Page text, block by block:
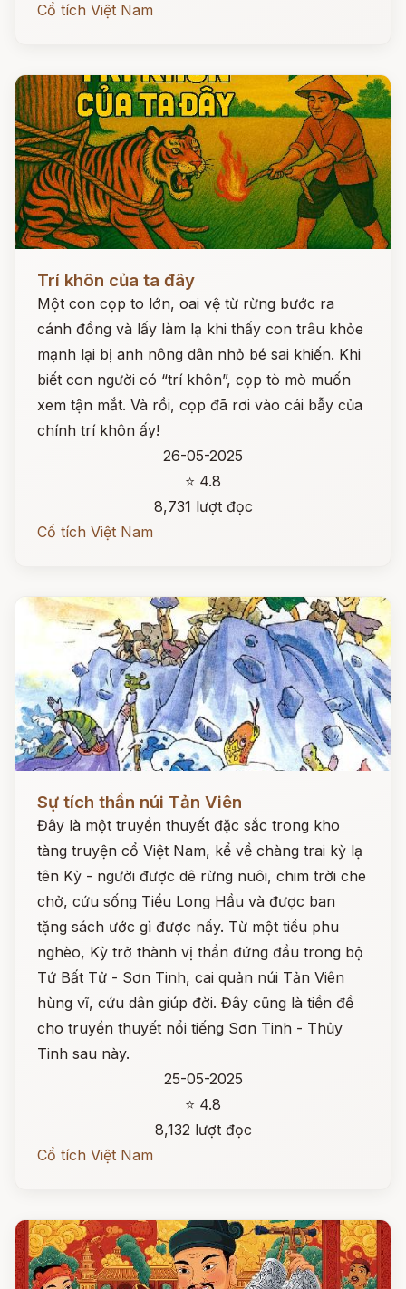
Cổ tích Việt Nam
Trí khôn của ta đây
Một con cọp to lớn, oai vệ từ rừng bước ra
cánh đồng và lấy làm lạ khi thấy con trâu khỏe
mạnh lại bị anh nông dân nhỏ bé sai khiến. Khi
biết con người có “trí khôn”, cọp tò mò muốn
xem tận mắt. Và rồi, cọp đã rơi vào cái bẫy của
chính trí khôn ấy!
26-05-2025
⭐ 4.8
8,731 lượt đọc
Cổ tích Việt Nam
Sự tích thần núi Tản Viên
Đây là một truyền thuyết đặc sắc trong kho
tàng truyện cổ Việt Nam, kể về chàng trai kỳ lạ
tên Kỳ - người được dê rừng nuôi, chim trời che
chở, cứu sống Tiểu Long Hầu và được ban
tặng sách ước gì được nấy. Từ một tiều phu
nghèo, Kỳ trở thành vị thần đứng đầu trong bộ
Tứ Bất Tử - Sơn Tinh, cai quản núi Tản Viên
hùng vĩ, cứu dân giúp đời. Đây cũng là tiền đề
cho truyền thuyết nổi tiếng Sơn Tinh - Thủy
Tinh sau này.
25-05-2025
⭐ 4.8
8,132 lượt đọc
Cổ tích Việt Nam